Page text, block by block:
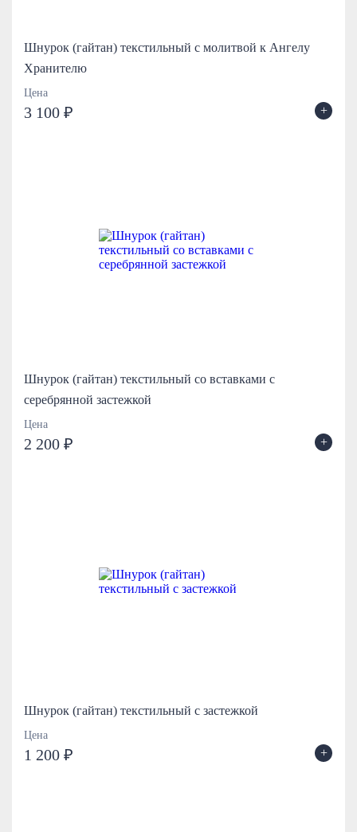
Шнурок (гайтан) текстильный с молитвой к Ангелу
Хранителю
Цена
3 100 ₽ +
Шнурок (гайтан) текстильный со вставками с
серебрянной застежкой
Цена
2 200 ₽ +
Шнурок (гайтан) текстильный с застежкой
Цена
1 200 ₽ +